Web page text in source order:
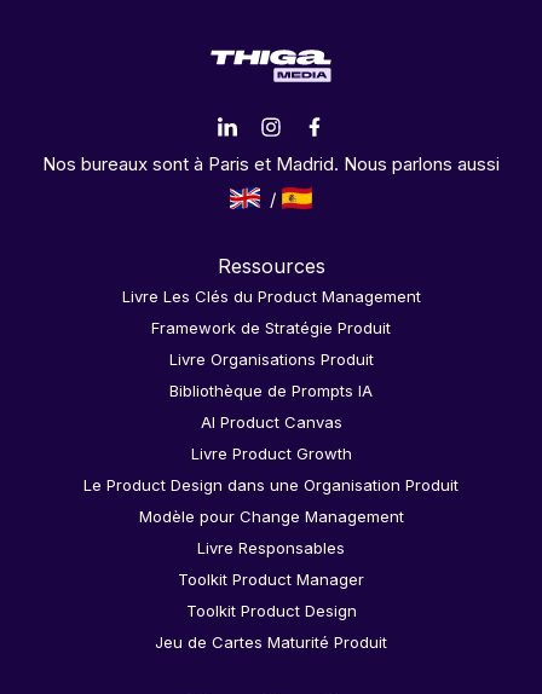
Nos bureaux sont à Paris et Madrid. Nous parlons aussi
Ressources
Livre Les Clés du Product Management
Framework de Stratégie Produit
Livre Organisations Produit
Bibliothèque de Prompts IA
AI Product Canvas
Livre Product Growth
Le Product Design dans une Organisation Produit
Modèle pour Change Management
Livre Responsables
Toolkit Product Manager
Toolkit Product Design
Jeu de Cartes Maturité Produit